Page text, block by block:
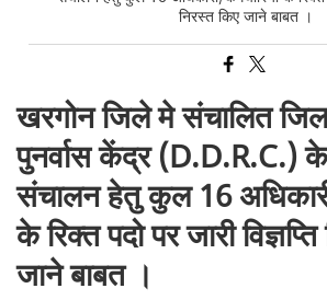
निरस्त किए जाने बाबत ।
खरगोन जिले मे संचालित
पुनर्वास केंद्र (D.D.R.C.)
संचालन हेतु कुल 16
के रिक्त पदो पर जारी
जाने बाबत ।